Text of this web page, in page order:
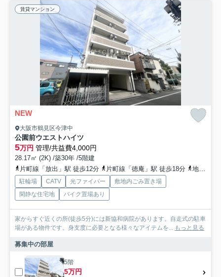
賃貸マンション
NEW
大阪市鶴見区今津中
公園前ウエストハイツ
5万円 管理/共益費4,000円
28.17㎡ (2K) /築30年 /5階建
片町線「放出」駅 徒歩12分
片町線「徳庵」駅 徒歩18分 地下鉄長堀鶴見緑地「横堤」駅 徒歩26分
駐輪場 CATV 光ファイバー
敷地内ごみ置き場
閑静な住宅地
バイク置場あり
家からすぐ近くの所(徒歩5分)には新協和病院があります。自走式の駐車
場がある物件です。身支度に必要となる様々なアイテムを...
もっと見る
募集中の部屋
5階
5万円